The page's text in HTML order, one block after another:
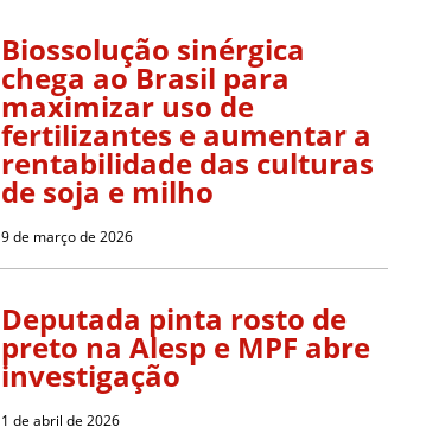
Biossolução sinérgica
chega ao Brasil para
maximizar uso de
fertilizantes e aumentar a
rentabilidade das culturas
de soja e milho
9 de março de 2026
Deputada pinta rosto de
preto na Alesp e MPF abre
investigação
1 de abril de 2026